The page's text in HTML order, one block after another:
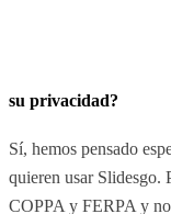
su privacidad?
Sí, hemos pensado
quieren usar Slidesgo.
COPPA y FERPA y no